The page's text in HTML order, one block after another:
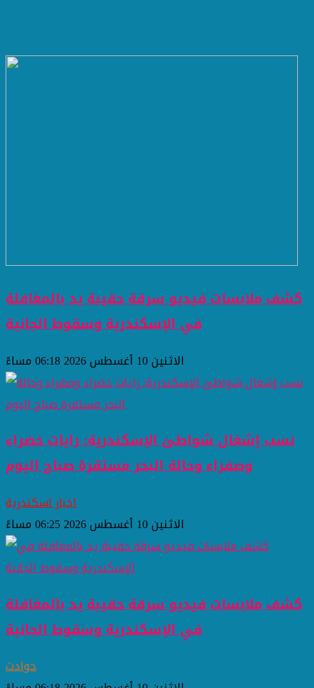
كشف ملابسات فيديو سرقة حقيبة يد بالمغافلة
في الإسكندرية وسقوط الجانية
الاثنين 10 أغسطس 2026 06:18 مساءً
نسب إشغال شواطئ الإسكندرية: رايات خضراء
وصفراء وحالة البحر مستقرة صباح اليوم
اخبار اسكندرية
الاثنين 10 أغسطس 2026 06:25 مساءً
كشف ملابسات فيديو سرقة حقيبة يد بالمغافلة
في الإسكندرية وسقوط الجانية
حوادث